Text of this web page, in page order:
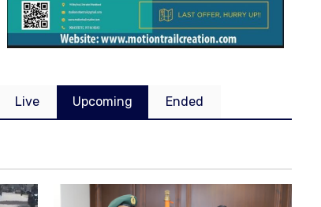
Live Upcoming Ended